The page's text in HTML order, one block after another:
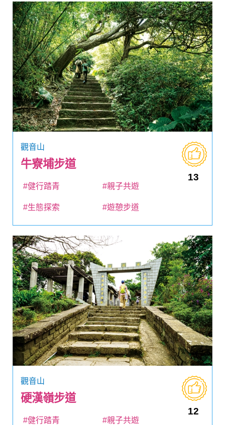
觀音山
牛寮埔步道
13
#健行踏青 #親子共遊
#生態探索 #遊憩步道
觀音山
硬漢嶺步道
12
#健行踏青 #親子共遊